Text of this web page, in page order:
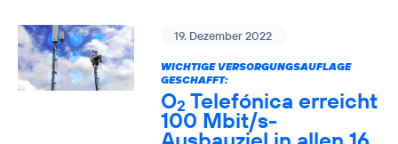
19. Dezember 2022
WICHTIGE VERSORGUNGSAUFLAGE
GESCHAFFT:
O2 Telefónica erreicht
100 Mbit/s-